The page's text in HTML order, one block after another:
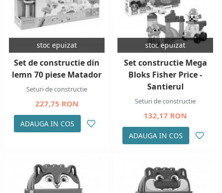
stoc epuizat
Set de constructie din
lemn 70 piese Matador
Seturi de constructie
227,75 RON
ADAUGA IN COS
stoc epuizat
Set constructie Mega
Bloks Fisher Price -
Santierul
Seturi de constructie
132,17 RON
ADAUGA IN COS